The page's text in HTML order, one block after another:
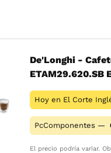
De'Longhi -
ETAM29.620.SB
Hoy en El Corte
PcComponentes —
El precio podría variar.